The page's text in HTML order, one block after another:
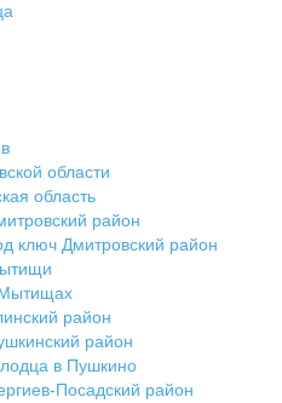
области
область
район
ключ Дмитровский район
район
район
в Пушкино
Посадский район